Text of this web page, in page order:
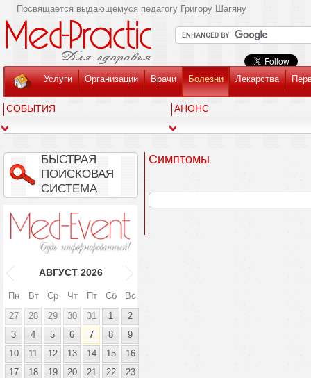
Посвящается выдающемуся педагогу Григору Шагяну
Услуги Организации Врачи Болезни Лекарства
СОБЫТИЯ АНОНС
БЫСТРАЯ
ПОИСКОВАЯ
СИСТЕМА
АВГУСТ 2026
Пн Вт Ср Чт Пт Сб
Вс
27
28 29 30 31 1
2
3
4 5 6 7 8
9
10
11 12 13 14 15
16
17
18 19 20 21 22
23
Симптомы